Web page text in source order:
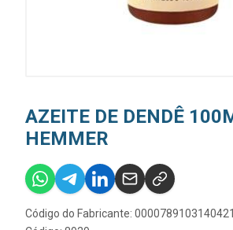
AZEITE DE DENDÊ
HEMMER
Código do Fabricante: